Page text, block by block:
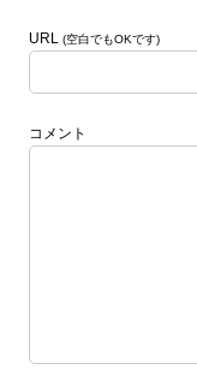
URL (空白でもOKです)
コメント